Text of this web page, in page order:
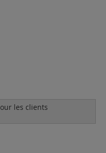
les clients